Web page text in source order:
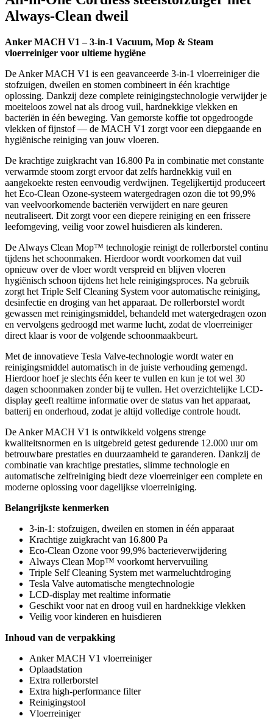
Always-Clean dweil
Anker MACH V1 – 3-in-1 Vacuum, Mop & Steam
vloerreiniger voor ultieme hygiëne
De Anker MACH V1 is een geavanceerde 3-in-1 vloerreiniger die
stofzuigen, dweilen en stomen combineert in één krachtige
oplossing. Dankzij deze complete reinigingstechnologie verwijder je
moeiteloos zowel nat als droog vuil, hardnekkige vlekken en
bacteriën in één beweging. Van gemorste koffie tot opgedroogde
vlekken of fijnstof — de MACH V1 zorgt voor een diepgaande en
hygiënische reiniging van jouw vloeren.
De krachtige zuigkracht van 16.800 Pa in combinatie met constante
verwarmde stoom zorgt ervoor dat zelfs hardnekkig vuil en
aangekoekte resten eenvoudig verdwijnen. Tegelijkertijd produceert
het Eco-Clean Ozone-systeem watergedragen ozon die tot 99,9%
van veelvoorkomende bacteriën verwijdert en nare geuren
neutraliseert. Dit zorgt voor een diepere reiniging en een frissere
leefomgeving, veilig voor zowel huisdieren als kinderen.
De Always Clean Mop™ technologie reinigt de rollerborstel continu
tijdens het schoonmaken. Hierdoor wordt voorkomen dat vuil
opnieuw over de vloer wordt verspreid en blijven vloeren
hygiënisch schoon tijdens het hele reinigingsproces. Na gebruik
zorgt het Triple Self Cleaning System voor automatische reiniging,
desinfectie en droging van het apparaat. De rollerborstel wordt
gewassen met reinigingsmiddel, behandeld met watergedragen ozon
en vervolgens gedroogd met warme lucht, zodat de vloerreiniger
direct klaar is voor de volgende schoonmaakbeurt.
Met de innovatieve Tesla Valve-technologie wordt water en
reinigingsmiddel automatisch in de juiste verhouding gemengd.
Hierdoor hoef je slechts één keer te vullen en kun je tot wel 30
dagen schoonmaken zonder bij te vullen. Het overzichtelijke LCD-
display geeft realtime informatie over de status van het apparaat,
batterij en onderhoud, zodat je altijd volledige controle houdt.
De Anker MACH V1 is ontwikkeld volgens strenge
kwaliteitsnormen en is uitgebreid getest gedurende 12.000 uur om
betrouwbare prestaties en duurzaamheid te garanderen. Dankzij de
combinatie van krachtige prestaties, slimme technologie en
automatische zelfreiniging biedt deze vloerreiniger een complete en
moderne oplossing voor dagelijkse vloerreiniging.
Belangrijkste kenmerken
3-in-1: stofzuigen, dweilen en stomen in één apparaat
Krachtige zuigkracht van 16.800 Pa
Eco-Clean Ozone voor 99,9% bacterieverwijdering
Always Clean Mop™ voorkomt hervervuiling
Triple Self Cleaning System met warmeluchtdroging
Tesla Valve automatische mengtechnologie
LCD-display met realtime informatie
Geschikt voor nat en droog vuil en hardnekkige vlekken
Veilig voor kinderen en huisdieren
Inhoud van de verpakking
Anker MACH V1 vloerreiniger
Oplaadstation
Extra rollerborstel
Extra high-performance filter
Reinigingstool
Vloerreiniger